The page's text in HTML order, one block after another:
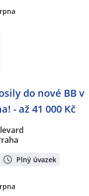
do nové BB v
- až 41 000 Kč
Plný úvazek